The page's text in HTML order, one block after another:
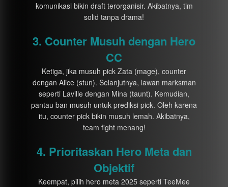
komunikasi bikin draft terorganisir. Akibatnya, tim
solid tanpa drama!
3. Counter Musuh dengan Hero
CC
Ketiga, jika musuh pick Zata (mage), counter
dengan Alice (stun). Selanjutnya, lawan marksman
seperti Laville dengan Mina (taunt). Kemudian,
pantau ban musuh untuk prediksi pick. Oleh karena
itu, counter pick bikin musuh lemah. Akibatnya,
team fight menang!
4. Prioritaskan Hero Meta dan
Objektif
Keempat, pilih hero meta 2025 seperti TeeMee